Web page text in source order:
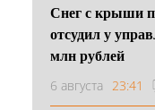
Снег с крыши
отсудил у
млн рублей
6 августа 23:41